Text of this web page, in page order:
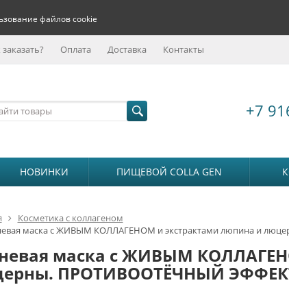
файлов cookie
заказать? Оплата Доставка Контакты
+7
НОВИНКИ ПИЩЕВОЙ COLLA GEN
Косметика с коллагеном
маска с ЖИВЫМ КОЛЛАГЕНОМ и экстрактами люпина и
маска с ЖИВЫМ
ПРОТИВООТЁЧНЫЙ ЭФФЕКТ